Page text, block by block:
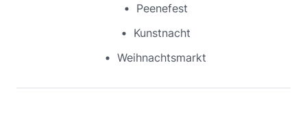
Peenefest
Kunstnacht
Weihnachtsmarkt